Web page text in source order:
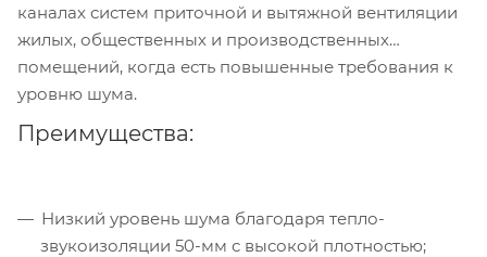
каналах систем приточной и вытяжной вентиляции
жилых, общественных и производственных
помещений, когда есть повышенные требования к
уровню шума.
Преимущества:
Низкий уровень шума благодаря тепло-
звукоизоляции 50-мм с высокой плотностью;